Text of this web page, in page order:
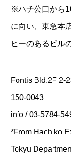
※ハチ公口から
に向い、東急本
ヒーのあるビル
Fontis Bld.2F 2-
150-0043
info / 03-5784-
*From Hachiko
Tokyu